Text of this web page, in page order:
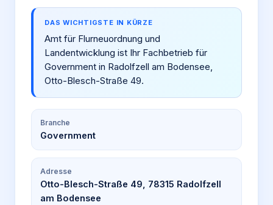
DAS WICHTIGSTE IN KÜRZE
Amt für Flurneuordnung und
Landentwicklung ist Ihr Fachbetrieb für
Government in Radolfzell am Bodensee,
Otto-Blesch-Straße 49.
Branche
Government
Adresse
Otto-Blesch-Straße 49, 78315 Radolfzell
am Bodensee